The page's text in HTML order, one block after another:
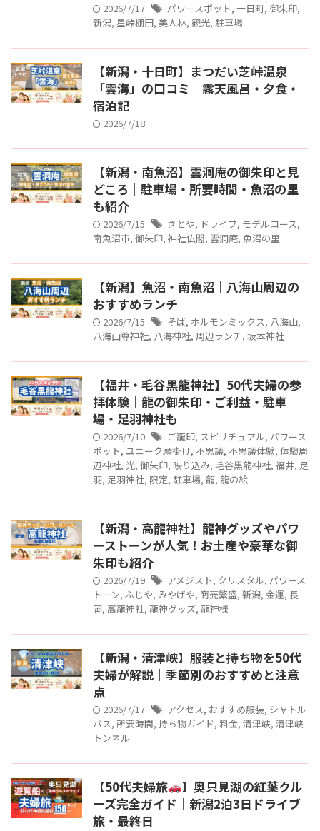
2026/7/17 パワースポット, 十日町, 御朱印,
新潟, 星峠棚田, 美人林, 観光, 駐車場
【新潟・十日町】まつだい芝峠温泉
「雲海」の口コミ｜露天風呂・夕食・
宿泊記
2026/7/18
【新潟・南魚沼】雲洞庵の御朱印と見
どころ｜駐車場・所要時間・魚沼の里
も紹介
2026/7/15 さとや, ドライブ, モデルコース,
南魚沼市, 御朱印, 神社仏閣, 雲洞庵, 魚沼の里
【新潟】魚沼・南魚沼｜八海山周辺の
おすすめランチ
2026/7/15 そば, ホルモンミックス, 八海山,
八海山尊神社, 八海神社, 周辺ランチ, 坂本神社
【福井・毛谷黒龍神社】50代夫婦の参
拝体験｜龍の御朱印・ご利益・駐車
場・足羽神社も
2026/7/10 ご龍印, スピリチュアル, パワース
ポット, ユニーク願掛け, 不思議, 不思議体験, 体験周
辺神社, 光, 御朱印, 映り込み, 毛谷黒龍神社, 福井, 足
羽, 足羽神社, 限定, 駐車場, 龍, 龍の絵
【新潟・高龍神社】龍神グッズやパワ
ーストーンが人気！お土産や豪華な御
朱印も紹介
2026/7/19 アメジスト, クリスタル, パワース
トーン, ふじや, みやげや, 商売繁盛, 新潟, 金運, 長
岡, 高龍神社, 龍神グッズ, 龍神様
【新潟・清津峡】服装と持ち物を50代
夫婦が解説｜季節別のおすすめと注意
点
2026/7/17 アクセス, おすすめ服装, シャトル
バス, 所要時間, 持ち物ガイド, 料金, 清津峡, 清津峡
トンネル
【50代夫婦旅
】奥只見湖の紅葉クル
ーズ完全ガイド｜新潟2泊3日ドライブ
旅・最終日